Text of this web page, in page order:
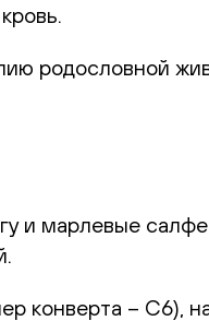
родословной
и марлевые
– С6), на